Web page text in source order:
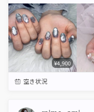
¥4,900
空き状況